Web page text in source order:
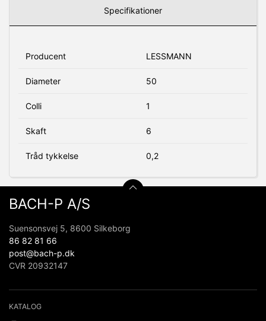
Specifikationer
Producent LESSMANN
Diameter 50
Colli 1
Skaft 6
Tråd tykkelse 0,2
BACH-P A/S
Suensonsvej 5, 8600 Silkeborg
86 82 81 66
post@bach-p.dk
CVR 20932147
KATALOG